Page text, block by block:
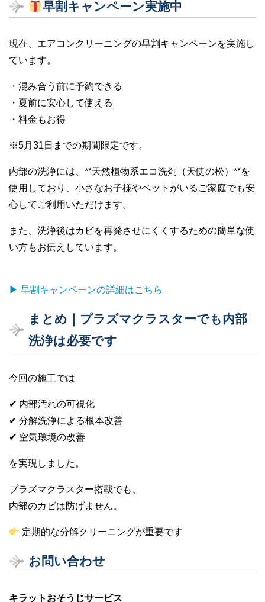
早割キャンペーン実施中
現在、エアコンクリーニングの早割キャンペーンを実施し
ています。
・混み合う前に予約できる
・夏前に安心して使える
・料金もお得
※5月31日までの期間限定です。
内部の洗浄には、**天然植物系エコ洗剤（天使の松）**を
使用しており、小さなお子様やペットがいるご家庭でも安
心してご利用いただけます。
また、洗浄後はカビを再発させにくくするための簡単な使
い方もお伝えしています。
▶ 早割キャンペーンの詳細はこちら
まとめ｜プラズマクラスターでも内部
洗浄は必要です
今回の施工では
✔ 内部汚れの可視化
✔ 分解洗浄による根本改善
✔ 空気環境の改善
を実現しました。
プラズマクラスター搭載でも、
内部のカビは防げません。
定期的な分解クリーニングが重要です
お問い合わせ
キラットおそうじサービス